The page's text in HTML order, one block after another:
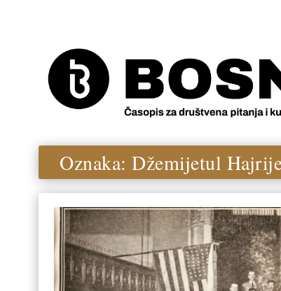
Oznaka:Džemijetul